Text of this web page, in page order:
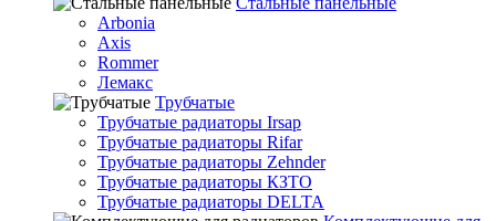
Arbonia
Axis
Rommer
Лемакс
Трубчатые
Трубчатые радиаторы Irsap
Трубчатые радиаторы Rifar
Трубчатые радиаторы Zehnder
Трубчатые радиаторы КЗТО
Трубчатые радиаторы DELTA